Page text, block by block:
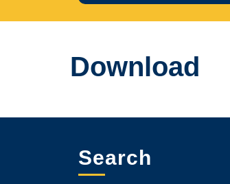
Download
Search